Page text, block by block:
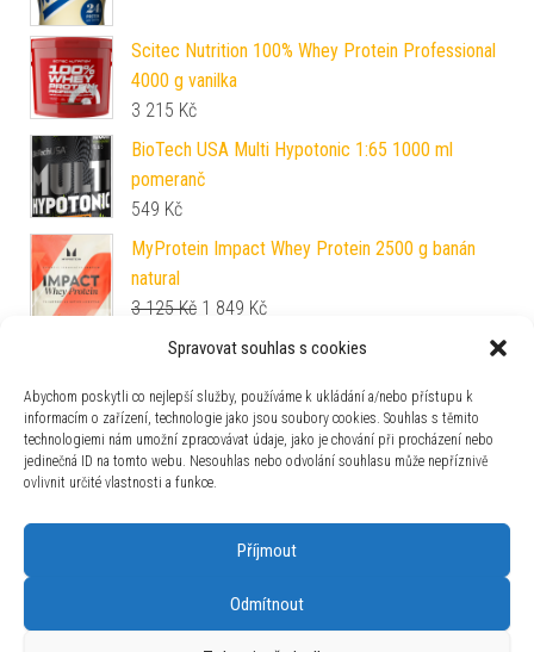
Spravovat souhlas s cookies
Abychom poskytli co nejlepší služby, používáme k ukládání a/nebo přístupu k
informacím o zařízení, technologie jako jsou soubory cookies. Souhlas s těmito
technologiemi nám umožní zpracovávat údaje, jako je chování při procházení nebo
jedinečná ID na tomto webu. Nesouhlas nebo odvolání souhlasu může nepříznivě
ovlivnit určité vlastnosti a funkce.
Příjmout
Odmítnout
Scitec Nutrition 100% Whey Protein Professional
4000 g vanilka
3 215 Kč
BioTech USA Multi Hypotonic 1:65 1000 ml
pomeranč
549 Kč
MyProtein Impact Whey Protein 2500 g banán
natural
3 125Kč Původní cena byla: 3 125 Kč.
1 849 KčAktuální cena je: 1 849 Kč.
Prom-In 100% Zinc Bisglycinate 120 tablet
Voxberg Rice Meal 600 g bílá čokoláda-kokos
419 Kč